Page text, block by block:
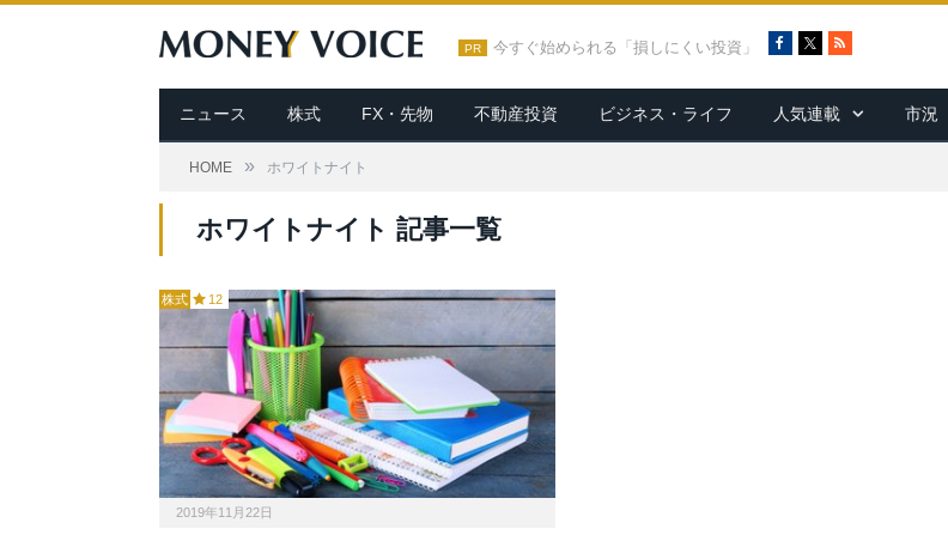
PR 今すぐ始められる「損しにくい投資」
c
e
b
R
S
ニュース 株式 FX・先物 不動産投資 ビジネス・ライフ 人気連載 市況
HOME » ホワイトナイト
ホワイトナイト 記事一覧
株式 12
2019年11月22日